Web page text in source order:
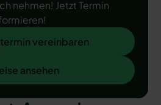
nehmen! Jetzt Termin
vereinbaren
ansehen